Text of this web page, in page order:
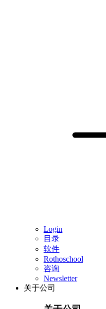
Login
目录
软件
Rothoschool
咨询
Newsletter
关于公司